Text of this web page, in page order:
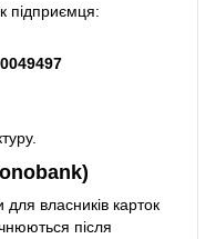
підприємця:
власників карток
після